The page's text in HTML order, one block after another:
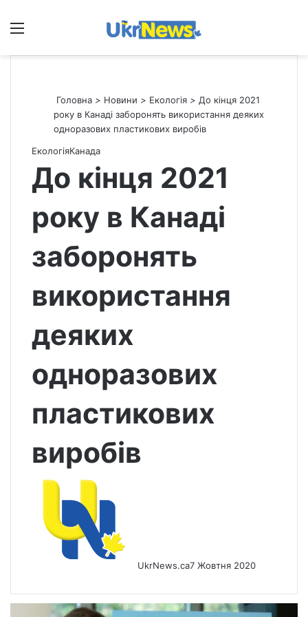
Меню
Головна > Новини > Екологія > До кінця 2021
року в Канаді заборонять використання деяких
одноразових пластикових виробів
ЕкологіяКанада
До кінця 2021
року в Канаді
заборонять
використання
деяких
одноразових
пластикових
виробів
UkrNews.ca7 Жовтня 2020